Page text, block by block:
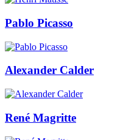
Pablo Picasso
Alexander Calder
René Magritte